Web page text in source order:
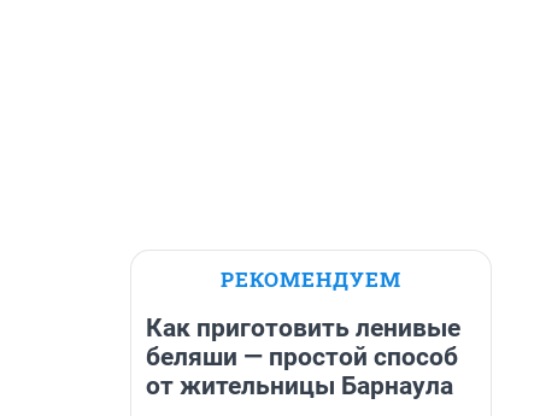
РЕКОМЕНДУЕМ
Как приготовить ленивые
беляши — простой способ
от жительницы Барнаула